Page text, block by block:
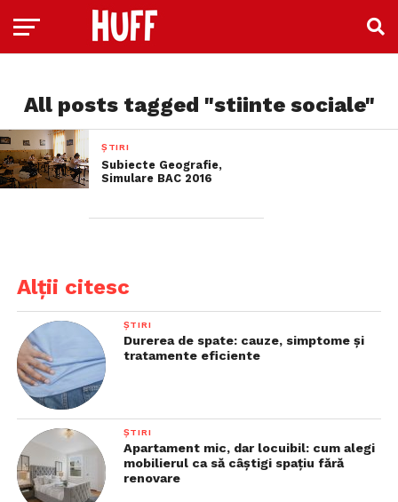
All posts tagged "stiinte sociale"
ȘTIRI
Subiecte Geografie,
Simulare BAC 2016
Alții citesc
ȘTIRI
Durerea de spate: cauze, simptome și
tratamente eficiente
ȘTIRI
Apartament mic, dar locuibil: cum alegi
mobilierul ca să câștigi spațiu fără
renovare